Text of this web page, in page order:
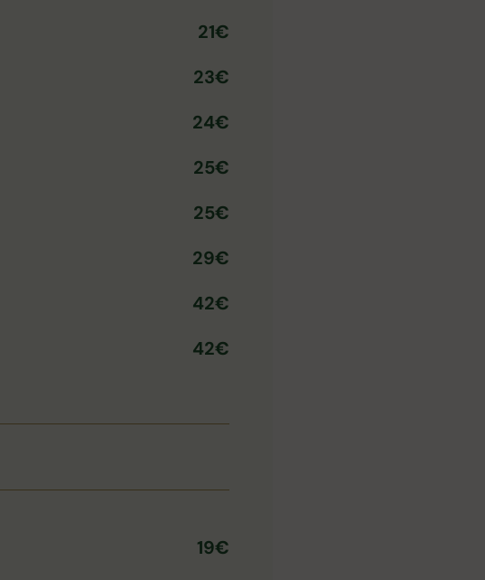
21€
23€
24€
25€
25€
29€
42€
42€
19€